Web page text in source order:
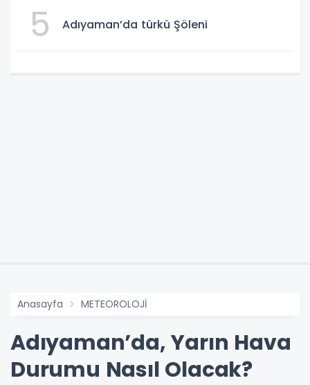
5 Adıyaman’da türkü Şöleni
Anasayfa METEOROLOJİ
Adıyaman’da, Yarın Hava
Durumu Nasıl Olacak?